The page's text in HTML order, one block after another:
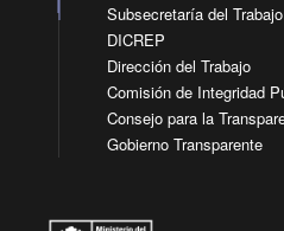
Subsecretaría del Trabajo
DICREP
Dirección del Trabajo
Comisión de Integridad
Consejo para la
Gobierno Transparente